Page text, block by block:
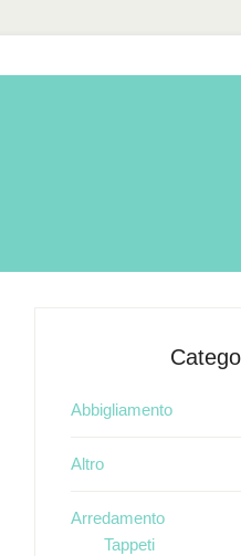
Abbigliamento
Altro
Arredamento
Tappeti